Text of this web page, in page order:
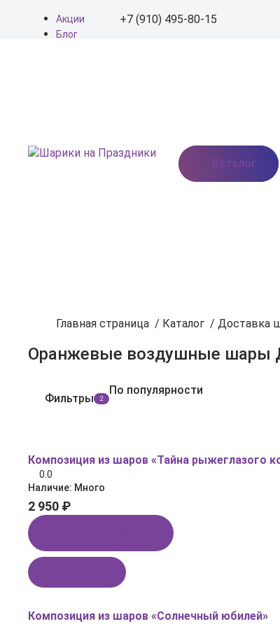
Акции
Блог
+7 (910) 495-80-15
Москва,
шоссе, дом 7, стр. 3
Каталог
Главная страница / Каталог / Доставка
Оранжевые воздушные шары
Фильтры 2
По популярности
Композиция из шаров «Тайна рыжеглазого
0.0
Наличие: Много
2 950 ₽
Композиция из шаров «Солнечный юбилей»